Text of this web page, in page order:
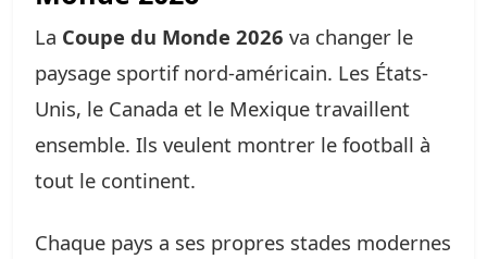
La Coupe du Monde 2026 va changer le
paysage sportif nord-américain. Les États-
Unis, le Canada et le Mexique travaillent
ensemble. Ils veulent montrer le football à
tout le continent.
Chaque pays a ses propres stades modernes